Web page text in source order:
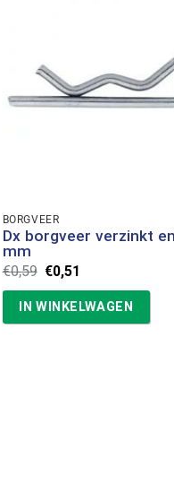
BORGVEER
Dx borgveer verzinkt
mm
€0,59 Oorspronkelijke
prijs
was:
€0,59.
€0,51
is:
€0,51.
IN WINKELWAGEN